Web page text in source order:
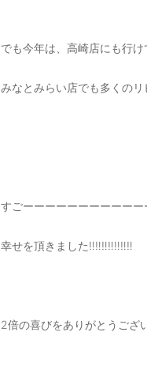
でも今年は、高崎店にも行
みなとみらい店でも多くの
すごーーーーーーーーーーー
幸せを頂きました‼️‼️‼️‼️‼️‼️‼️
2倍の喜びをありがとうござ